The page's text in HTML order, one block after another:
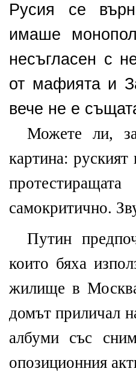
Русия се
имаше
несъгласен с
от мафията и
вече не е
Можете ли,
картина:
самокритично.
Путин
които бяха
жилище в
домът приличал
албуми със
опозиционния